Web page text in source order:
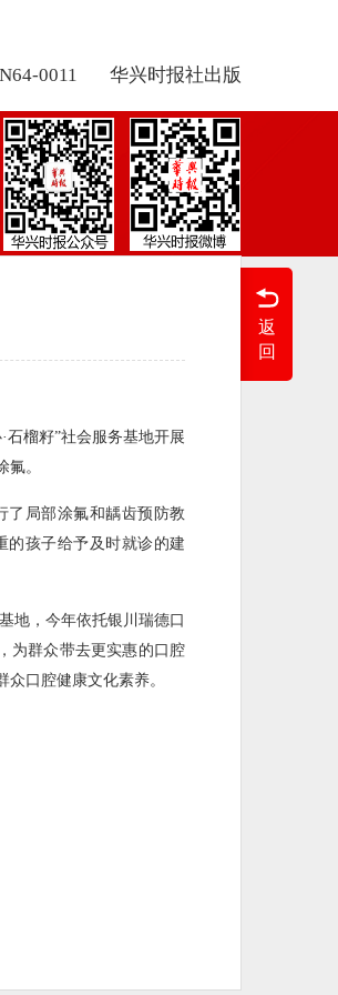
0011 华兴时报社出版
返
回
石榴籽”社会服务基地开展
。
了局部涂氟和龋齿预防教
的孩子给予及时就诊的建
地，今年依托银川瑞德口
为群众带去更实惠的口腔
口腔健康文化素养。